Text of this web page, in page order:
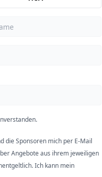
die Sponsoren mich per E-Mail
Angebote aus ihrem jeweiligen
Ich kann mein